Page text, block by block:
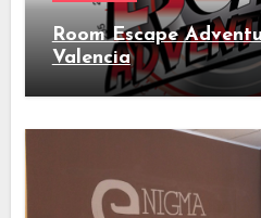
Room Escape
Valencia